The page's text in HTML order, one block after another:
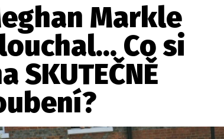
Nejlepší z vás odměníme
Markle
Co si